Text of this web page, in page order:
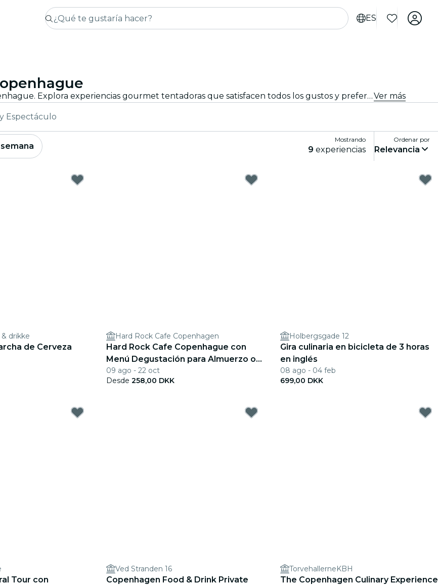
ES
Disfruta de los mejores eventos de comida y bebida en Copenhague. Explora experiencias gourmet tentadoras que satisfacen todos los gustos y preferencias.Ver más
Espectáculo
Mostrando
9 experiencias
Ordenar por
Relevancia
drikke
de Cerveza
Hard Rock Cafe Copenhagen
Hard Rock Cafe Copenhague con
Menú Degustación para Almuerzo o
Cena
09 ago - 22 oct
Desde 258,00 DKK
Holbergsgade 12
Gira culinaria en bicicleta de 3 horas
en inglés
08 ago - 04 feb
699,00 DKK
Tour con
Ved Stranden 16
Copenhagen Food & Drink Private
TorvehallerneKBH
The Copenhagen Culinary Experience